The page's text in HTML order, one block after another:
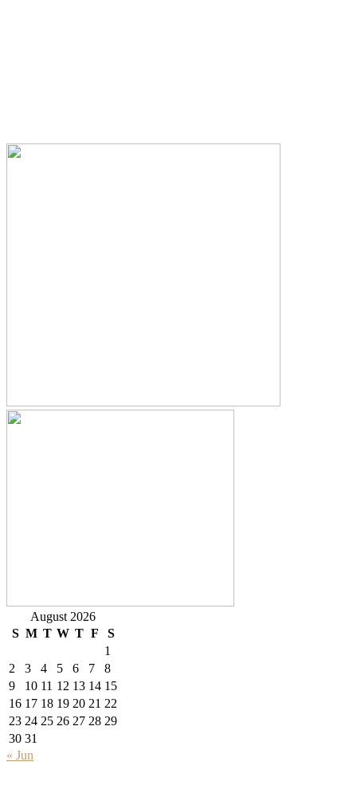
August 2026
S M T W T F
S
1
2
3 4 5 6 7
8
9
10 11 12 13 14 15
16 17 18 19 20 21 22
23 24 25 26 27 28 29
30 31
« Jun